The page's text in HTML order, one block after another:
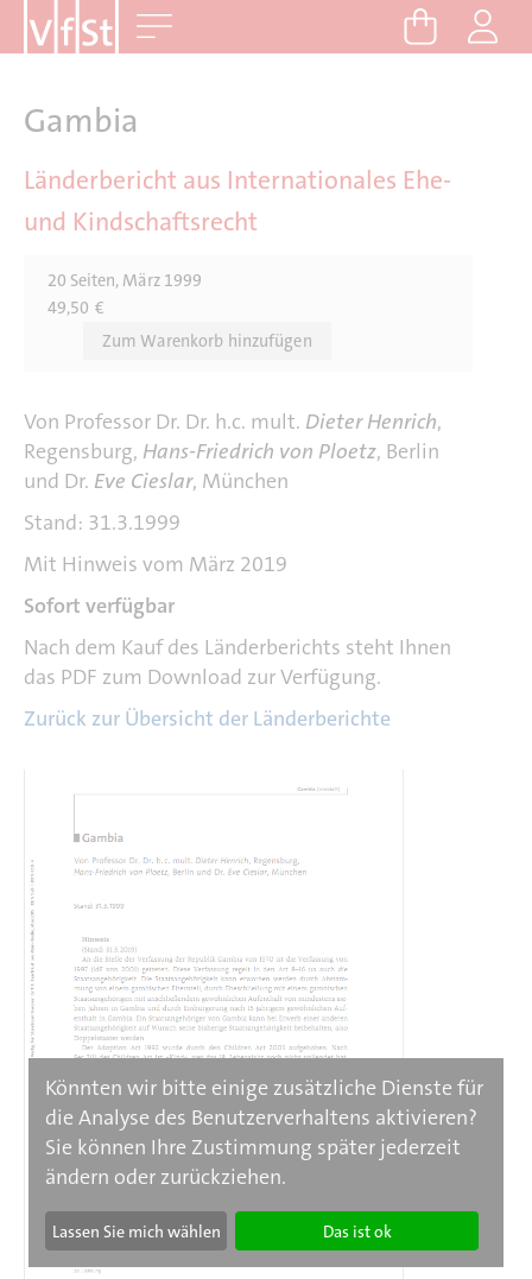
Gambia
Länderbericht aus Internationales Ehe-
und Kindschaftsrecht
20 Seiten, März 1999
49,50 €
Von Professor Dr. Dr. h.c. mult. Dieter Henrich,
Regensburg, Hans-Friedrich von Ploetz, Berlin
und Dr. Eve Cieslar, München
Stand: 31.3.1999
Mit Hinweis vom März 2019
Sofort verfügbar
Nach dem Kauf des Länderberichts steht Ihnen
das PDF zum Download zur Verfügung.
Zurück zur Übersicht der Länderberichte
Könnten wir bitte einige zusätzliche Dienste für
die Analyse des Benutzerverhaltens aktivieren?
Sie können Ihre Zustimmung später jederzeit
ändern oder zurückziehen.
Lassen Sie mich wählen Das ist ok